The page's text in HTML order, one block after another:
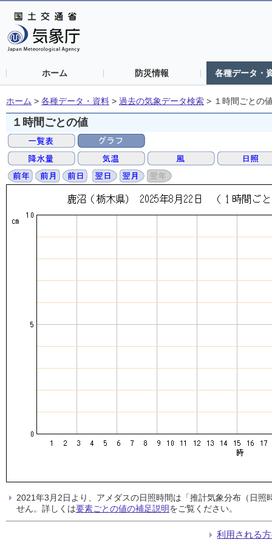
ホーム 防災情報 各種データ・
ホーム > 各種データ・資料 > 過去の気象データ検索 > １時間ごとの
１時間ごとの値
2021年3月2日より、アメダスの日照時間は「推計気象分布（日
せん。詳しくは要素ごとの値の補足説明をご覧ください。
利用される